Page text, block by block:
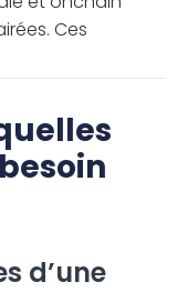
Ces
d’une